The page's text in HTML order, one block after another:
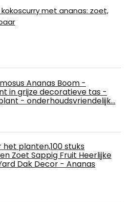
met ananas: zoet,
Ananas Boom -
in grijze decoratieve tas -
- onderhoudsvriendelijk…
het planten,100 stuks
Zoet Sappig Fruit Heerlijke
Dak Decor - Ananas